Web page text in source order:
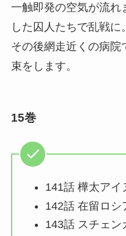
一触即発の空気が流れ
した囚人たちで乱戦に。
その後網走近くの病院
束をします。
15巻
141話 樺太アイ
142話 在留ロシ
143話 スチェン